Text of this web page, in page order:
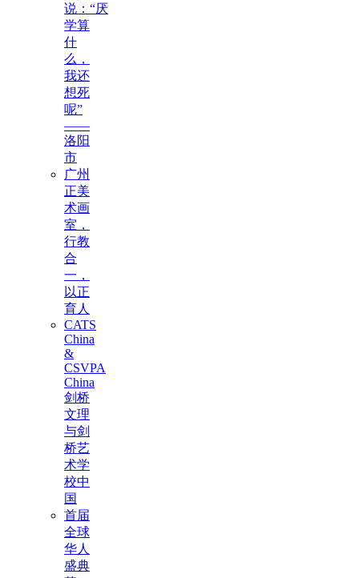
说：“厌
学算
什
么，
我还
想死
呢”
——
洛阳
市
广州
正美
术画
室，
行教
合
一，
以正
育人
CATS
China
&
CSVPA
China
剑桥
文理
与剑
桥艺
术学
校中
国
首届
全球
华人
盛典